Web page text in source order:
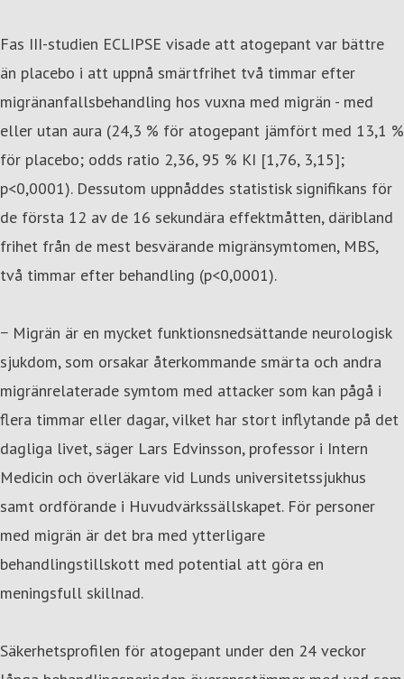
Fas III-studien ECLIPSE visade att atogepant var bättre
än placebo i att uppnå smärtfrihet två timmar efter
migränanfallsbehandling hos vuxna med migrän - med
eller utan aura (24,3 % för atogepant jämfört med 13,1 %
för placebo; odds ratio 2,36, 95 % KI [1,76, 3,15];
p<0,0001). Dessutom uppnåddes statistisk signifikans för
de första 12 av de 16 sekundära effektmåtten, däribland
frihet från de mest besvärande migränsymtomen, MBS,
två timmar efter behandling (p<0,0001).
− Migrän är en mycket funktionsnedsättande neurologisk
sjukdom, som orsakar återkommande smärta och andra
migränrelaterade symtom med attacker som kan pågå i
flera timmar eller dagar, vilket har stort inflytande på det
dagliga livet, säger Lars Edvinsson, professor i Intern
Medicin och överläkare vid Lunds universitetssjukhus
samt ordförande i Huvudvärkssällskapet. För personer
med migrän är det bra med ytterligare
behandlingstillskott med potential att göra en
meningsfull skillnad.
Säkerhetsprofilen för atogepant under den 24 veckor